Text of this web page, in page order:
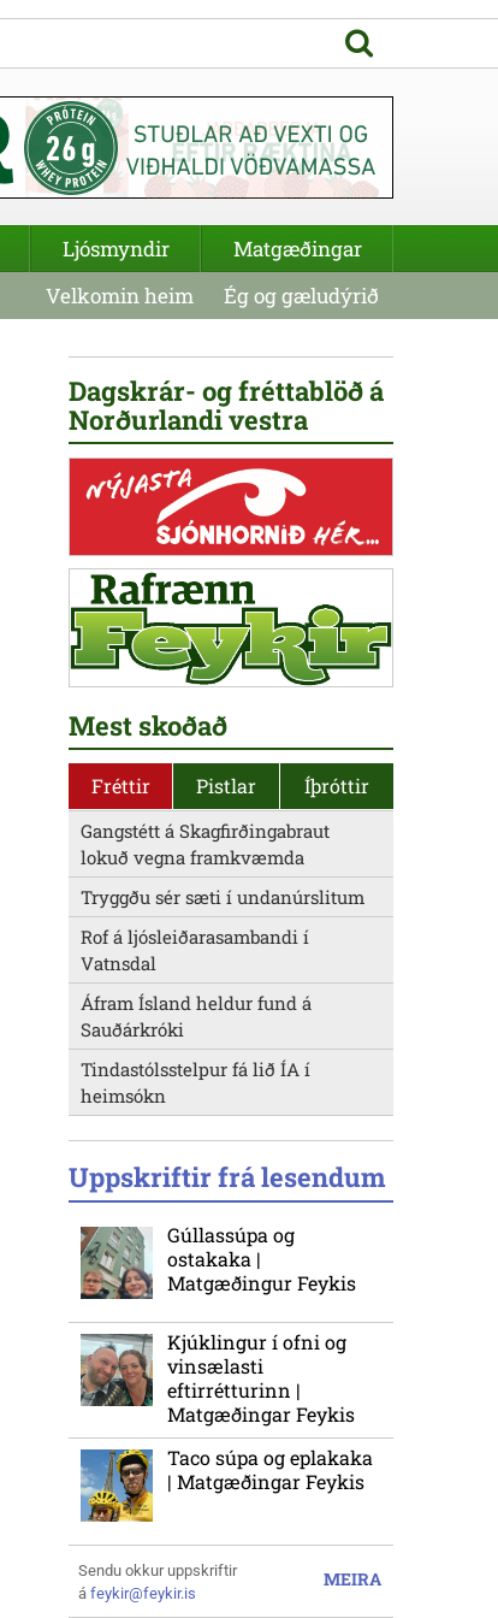
Dagskrár- og fréttablöð á
Norðurlandi vestra
Mest skoðað
Fréttir Pistlar Íþróttir
Gangstétt á Skagfirðingabraut
lokuð vegna framkvæmda
Tryggðu sér sæti í undanúrslitum
Rof á ljósleiðarasambandi í
Vatnsdal
Áfram Ísland heldur fund á
Sauðárkróki
Tindastólsstelpur fá lið ÍA í
heimsókn
Uppskriftir frá lesendum
Gúllassúpa og
ostakaka |
Matgæðingur Feykis
Kjúklingur í ofni og
vinsælasti
eftirrétturinn |
Matgæðingar Feykis
Taco súpa og eplakaka
| Matgæðingar Feykis
MEIRA
Sendu okkur uppskriftir
á feykir@feykir.is
Ljósmyndir
Matgæðingar
Velkomin heim Ég og gæludýrið